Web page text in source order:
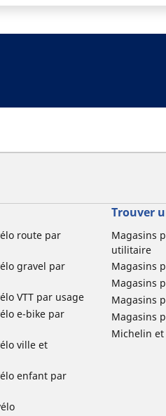
route par
gravel par
VTT par usage
e-bike par
ville et
enfant par
Trouver
Magasins
utilitaire
Magasins
Magasins
Magasins
Magasins
Michelin